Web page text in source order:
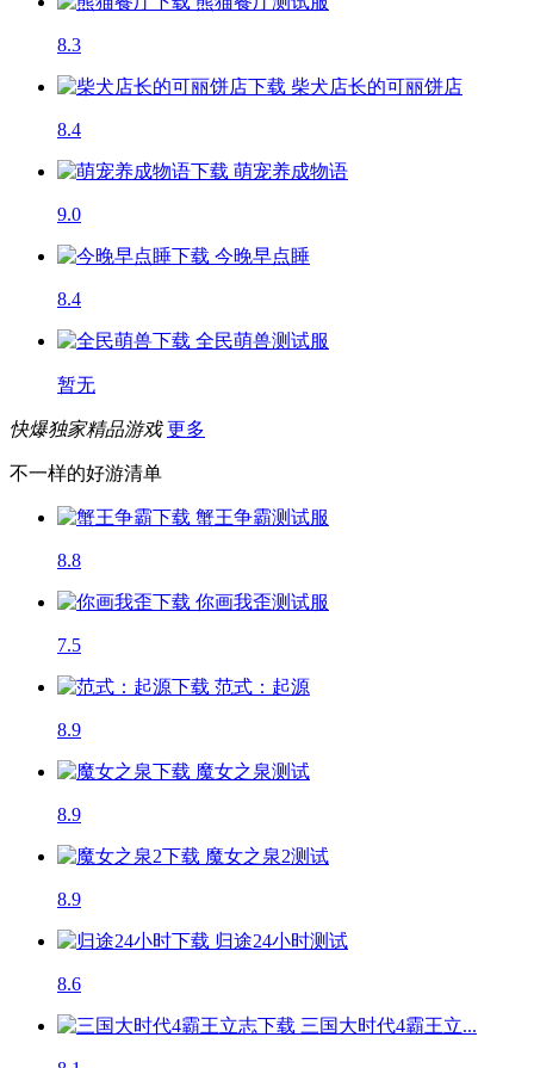
8.3
柴犬店长的可丽饼店
8.4
萌宠养成物语
9.0
今晚早点睡
8.4
全民萌兽测试服
暂无
快爆独家精品游戏 更多
不一样的好游清单
蟹王争霸测试服
8.8
你画我歪测试服
7.5
范式：起源
8.9
魔女之泉测试
8.9
魔女之泉2测试
8.9
归途24小时测试
8.6
三国大时代4霸王立...